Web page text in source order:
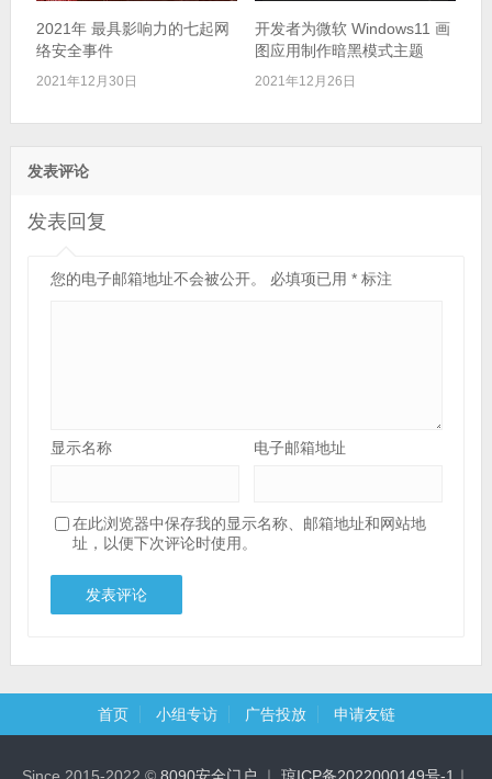
2021年 最具影响力的七起网
络安全事件
2021年12月30日
开发者为微软 Windows11 画
图应用制作暗黑模式主题
2021年12月26日
发表评论
发表回复
您的电子邮箱地址不会被公开。 必填项已用 *标注
显示名称 电子邮箱地址
在此浏览器中保存我的显示名称、邮箱地址和网站地
址，以便下次评论时使用。
首页 小组专访 广告投放 申请友链